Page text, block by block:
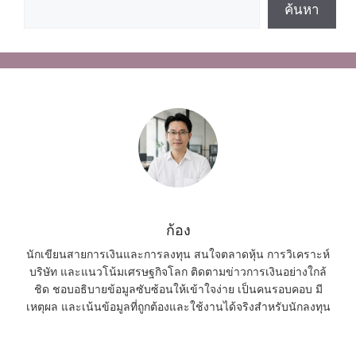
ค้นหา
ก้อง
นักเขียนสายการเงินและการลงทุน สนใจตลาดหุ้น การวิเคราะห์
บริษัท และแนวโน้มเศรษฐกิจโลก ติดตามข่าวการเงินอย่างใกล้
ชิด ชอบอธิบายข้อมูลซับซ้อนให้เข้าใจง่าย เป็นคนรอบคอบ มี
เหตุผล และเน้นข้อมูลที่ถูกต้องและใช้งานได้จริงสำหรับนักลงทุน